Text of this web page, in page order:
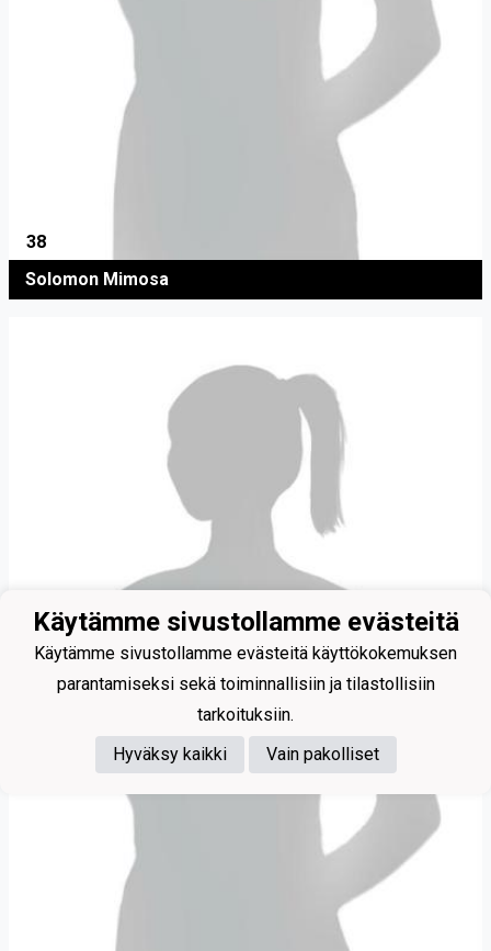
38
Solomon Mimosa
Käytämme sivustollamme evästeitä
Käytämme sivustollamme evästeitä käyttökokemuksen
parantamiseksi sekä toiminnallisiin ja tilastollisiin
tarkoituksiin.
Hyväksy kaikki
Vain pakolliset